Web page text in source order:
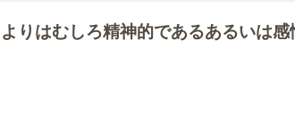
りはむしろ精神的であるあるいは感